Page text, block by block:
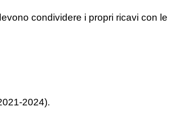
condividere i propri ricavi con le
2024).